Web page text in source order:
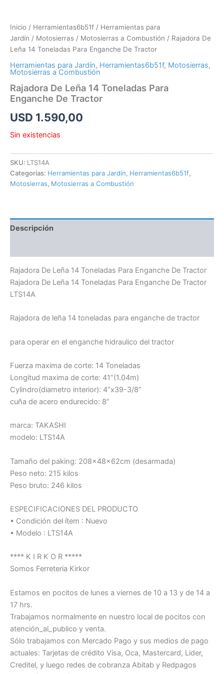
Inicio / Herramientas6b51f / Herramientas para
Jardín / Motosierras / Motosierras a Combustión / Rajadora De
Leña 14 Toneladas Para Enganche De Tractor
Herramientas para Jardín, Herramientas6b51f, Motosierras,
Motosierras a Combustión
Rajadora De Leña 14 Toneladas Para
Enganche De Tractor
USD 1.590,00
Sin existencias
SKU: LTS14A
Categorías: Herramientas para Jardín, Herramientas6b51f,
Motosierras, Motosierras a Combustión
Descripción
Rajadora De Leña 14 Toneladas Para Enganche De Tractor
Rajadora De Leña 14 Toneladas Para Enganche De Tractor
LTS14A
Rajadora de leña 14 toneladas para enganche de tractor
para operar en el enganche hidraulico del tractor
Fuerza maxima de corte: 14 Toneladas
Longitud maxima de corte: 41”(1.04m)
Cylindro(diametro interior): 4”x39-3/8”
cuña de acero endurecido: 8”
marca: TAKASHI
modelo: LTS14A
Tamaño del paking: 208x48x62cm (desarmada)
Peso neto: 215 kilos
Peso bruto: 246 kilos
ESPECIFICACIONES DEL PRODUCTO
• Condición del ítem : Nuevo
• Modelo : LTS14A
**** K I R K O R *****
Somos Ferreteria Kirkor
Estamos en pocitos de lunes a viernes de 10 a 13 y de 14 a
17 hrs.
Trabajamos normalmente en nuestro local de pocitos con
atención_al_publico y venta.
Sólo trabajamos con Mercado Pago y sus medios de pago
actuales: Tarjetas de crédito Visa, Oca, Mastercard, Lider,
Creditel, y luego redes de cobranza Abitab y Redpagos